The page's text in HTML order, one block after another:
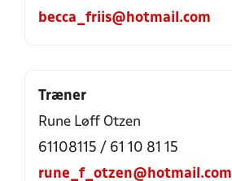
becca_friis@hotmail.com
Træner
Rune Løff Otzen
61108115 / 61 10 81 15
rune_f_otzen@hotmail.com